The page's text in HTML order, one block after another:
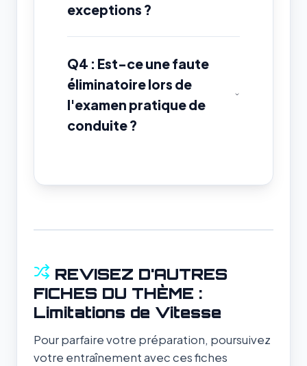
exceptions ?
Q4 : Est-ce une faute
éliminatoire lors de
l'examen pratique de
conduite ?
REVISEZ D'AUTRES
FICHES DU THÈME :
Limitations de Vitesse
Pour parfaire votre préparation, poursuivez
votre entraînement avec ces fiches